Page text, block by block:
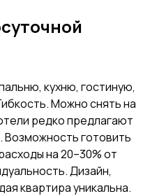
кухню, гостиную,
Можно снять на
редко предлагают
Возможность готовить
на 20–30% от
Дизайн,
квартира уникальна.